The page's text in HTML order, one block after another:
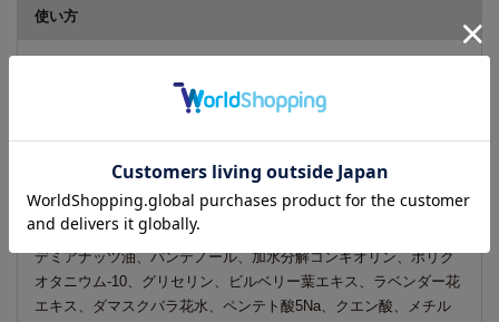
使い方
い。シャンプー後はよくすすいでください。
成分
水、ココイルグルタミン酸TEA、コカミドプロピルべタイン、コ
カミドDEA、ココイルサルコシンTEA、PEG-20ソルビタンココエ
ート、ラウロアンホ酢酸Na、オレス-10リン酸、オレス-10、マカ
デミアナッツ油、パンテノール、加水分解コンキオリン、ポリク
オタニウム-10、グリセリン、ビルベリー葉エキス、ラベンダー花
エキス、ダマスクバラ花水、ペンテト酸5Na、クエン酸、メチル